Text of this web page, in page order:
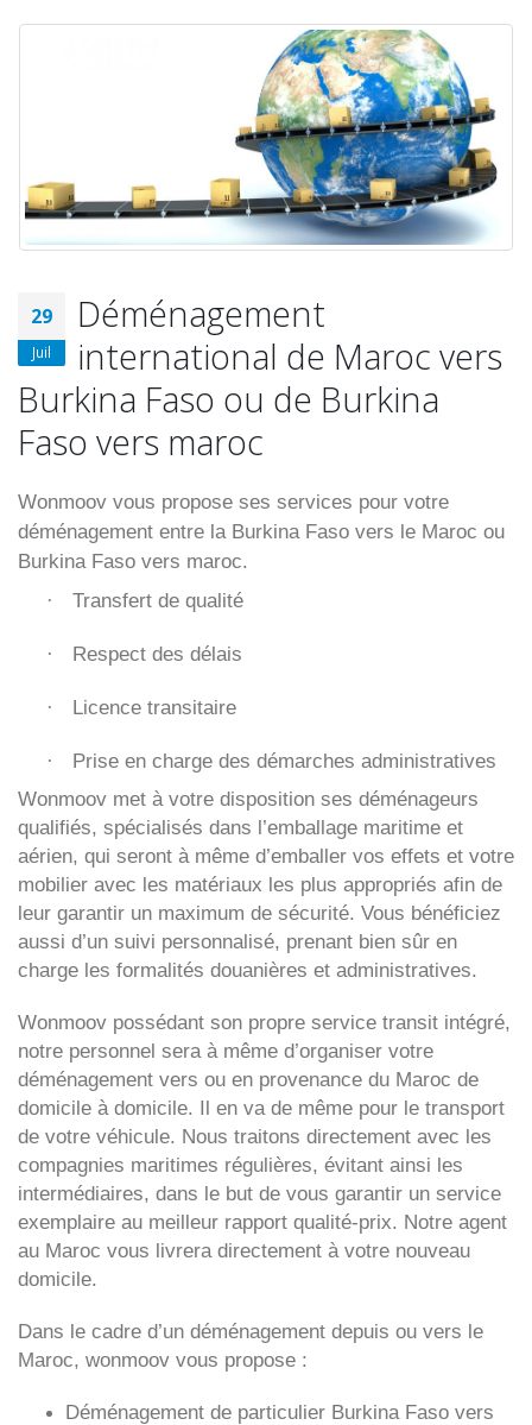
29
Juil
Déménagement
international de Maroc vers
Burkina Faso ou de Burkina
Faso vers maroc
Wonmoov vous propose ses services pour votre
déménagement entre la Burkina Faso vers le Maroc ou
Burkina Faso vers maroc.
· Transfert de qualité
· Respect des délais
· Licence transitaire
·
Prise en charge des démarches administratives
Wonmoov met à votre disposition ses déménageurs
qualifiés, spécialisés dans l’emballage maritime et
aérien, qui seront à même d’emballer vos effets et votre
mobilier avec les matériaux les plus appropriés afin de
leur garantir un maximum de sécurité. Vous bénéficiez
aussi d’un suivi personnalisé, prenant bien sûr en
charge les formalités douanières et administratives.
Wonmoov possédant son propre service transit intégré,
notre personnel sera à même d’organiser votre
déménagement vers ou en provenance du Maroc de
domicile à domicile. Il en va de même pour le transport
de votre véhicule. Nous traitons directement avec les
compagnies maritimes régulières, évitant ainsi les
intermédiaires, dans le but de vous garantir un service
exemplaire au meilleur rapport qualité-prix. Notre agent
au Maroc vous livrera directement à votre nouveau
domicile.
Dans le cadre d’un déménagement depuis ou vers le
Maroc, wonmoov vous propose :
Déménagement de particulier Burkina Faso vers